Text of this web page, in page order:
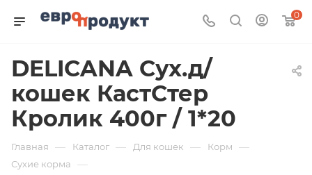
0
DELICANA Сух.д/
кошек КастСтер
Кролик 400г / 1*20
Главная — Каталог — Для кошек — Корм —
Сухие корма —